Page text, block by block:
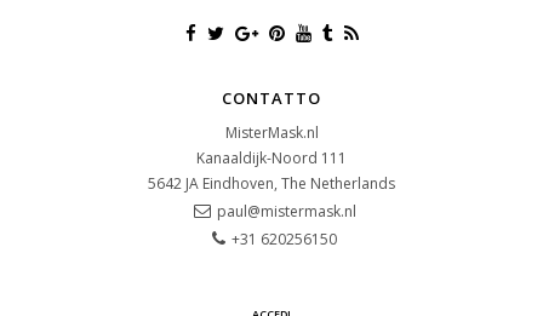
CONTATTO
MisterMask.nl
Kanaaldijk-Noord 111
5642 JA Eindhoven, The Netherlands
paul@mistermask.nl
+31 620256150